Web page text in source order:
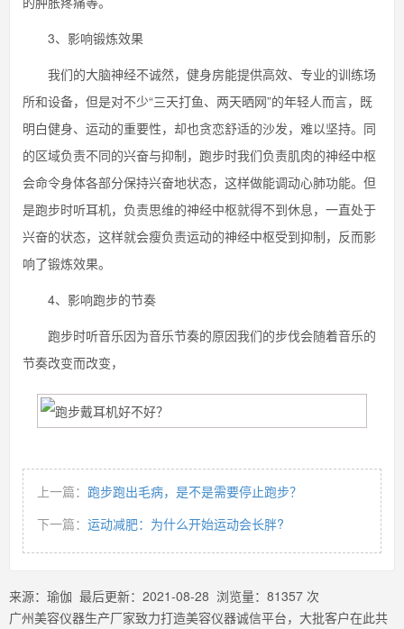
3、影响锻炼效果
我们的大脑神经不诚然，健身房能提供高效、专业的训练场
所和设备，但是对不少“三天打鱼、两天晒网”的年轻人而言，既
明白健身、运动的重要性，却也贪恋舒适的沙发，难以坚持。同
的区域负责不同的兴奋与抑制，跑步时我们负责肌肉的神经中枢
会命令身体各部分保持兴奋地状态，这样做能调动心肺功能。但
是跑步时听耳机，负责思维的神经中枢就得不到休息，一直处于
兴奋的状态，这样就会瘦负责运动的神经中枢受到抑制，反而影
响了锻炼效果。
4、影响跑步的节奏
跑步时听音乐因为音乐节奏的原因我们的步伐会随着音乐的
节奏改变而改变，
上一篇： 跑步跑出毛病，是不是需要停止跑步？
下一篇： 运动减肥：为什么开始运动会长胖?
来源： 瑜伽 最后更新： 2021-08-28 浏览量： 81357 次
广州美容仪器生产厂家致力打造美容仪器诚信平台，大批客户在此共